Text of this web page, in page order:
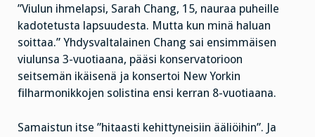
”Viulun ihmelapsi, Sarah Chang, 15, nauraa puheille
kadotetusta lapsuudesta. Mutta kun minä haluan
soittaa.” Yhdysvaltalainen Chang sai ensimmäisen
viulunsa 3-vuotiaana, pääsi konservatorioon
seitsemän ikäisenä ja konsertoi New Yorkin
filharmonikkojen solistina ensi kerran 8-vuotiaana.
Samaistun itse ”hitaasti kehittyneisiin ääliöihin”. Ja